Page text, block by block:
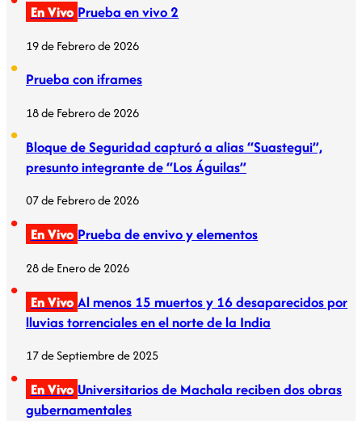
En Vivo Prueba en vivo 2
19 de Febrero de 2026
Prueba con iframes
18 de Febrero de 2026
Bloque de Seguridad capturó a alias “Suastegui”,
presunto integrante de “Los Águilas”
07 de Febrero de 2026
En Vivo Prueba de envivo y elementos
28 de Enero de 2026
En Vivo Al menos 15 muertos y 16 desaparecidos por
lluvias torrenciales en el norte de la India
17 de Septiembre de 2025
En Vivo Universitarios de Machala reciben dos obras
gubernamentales